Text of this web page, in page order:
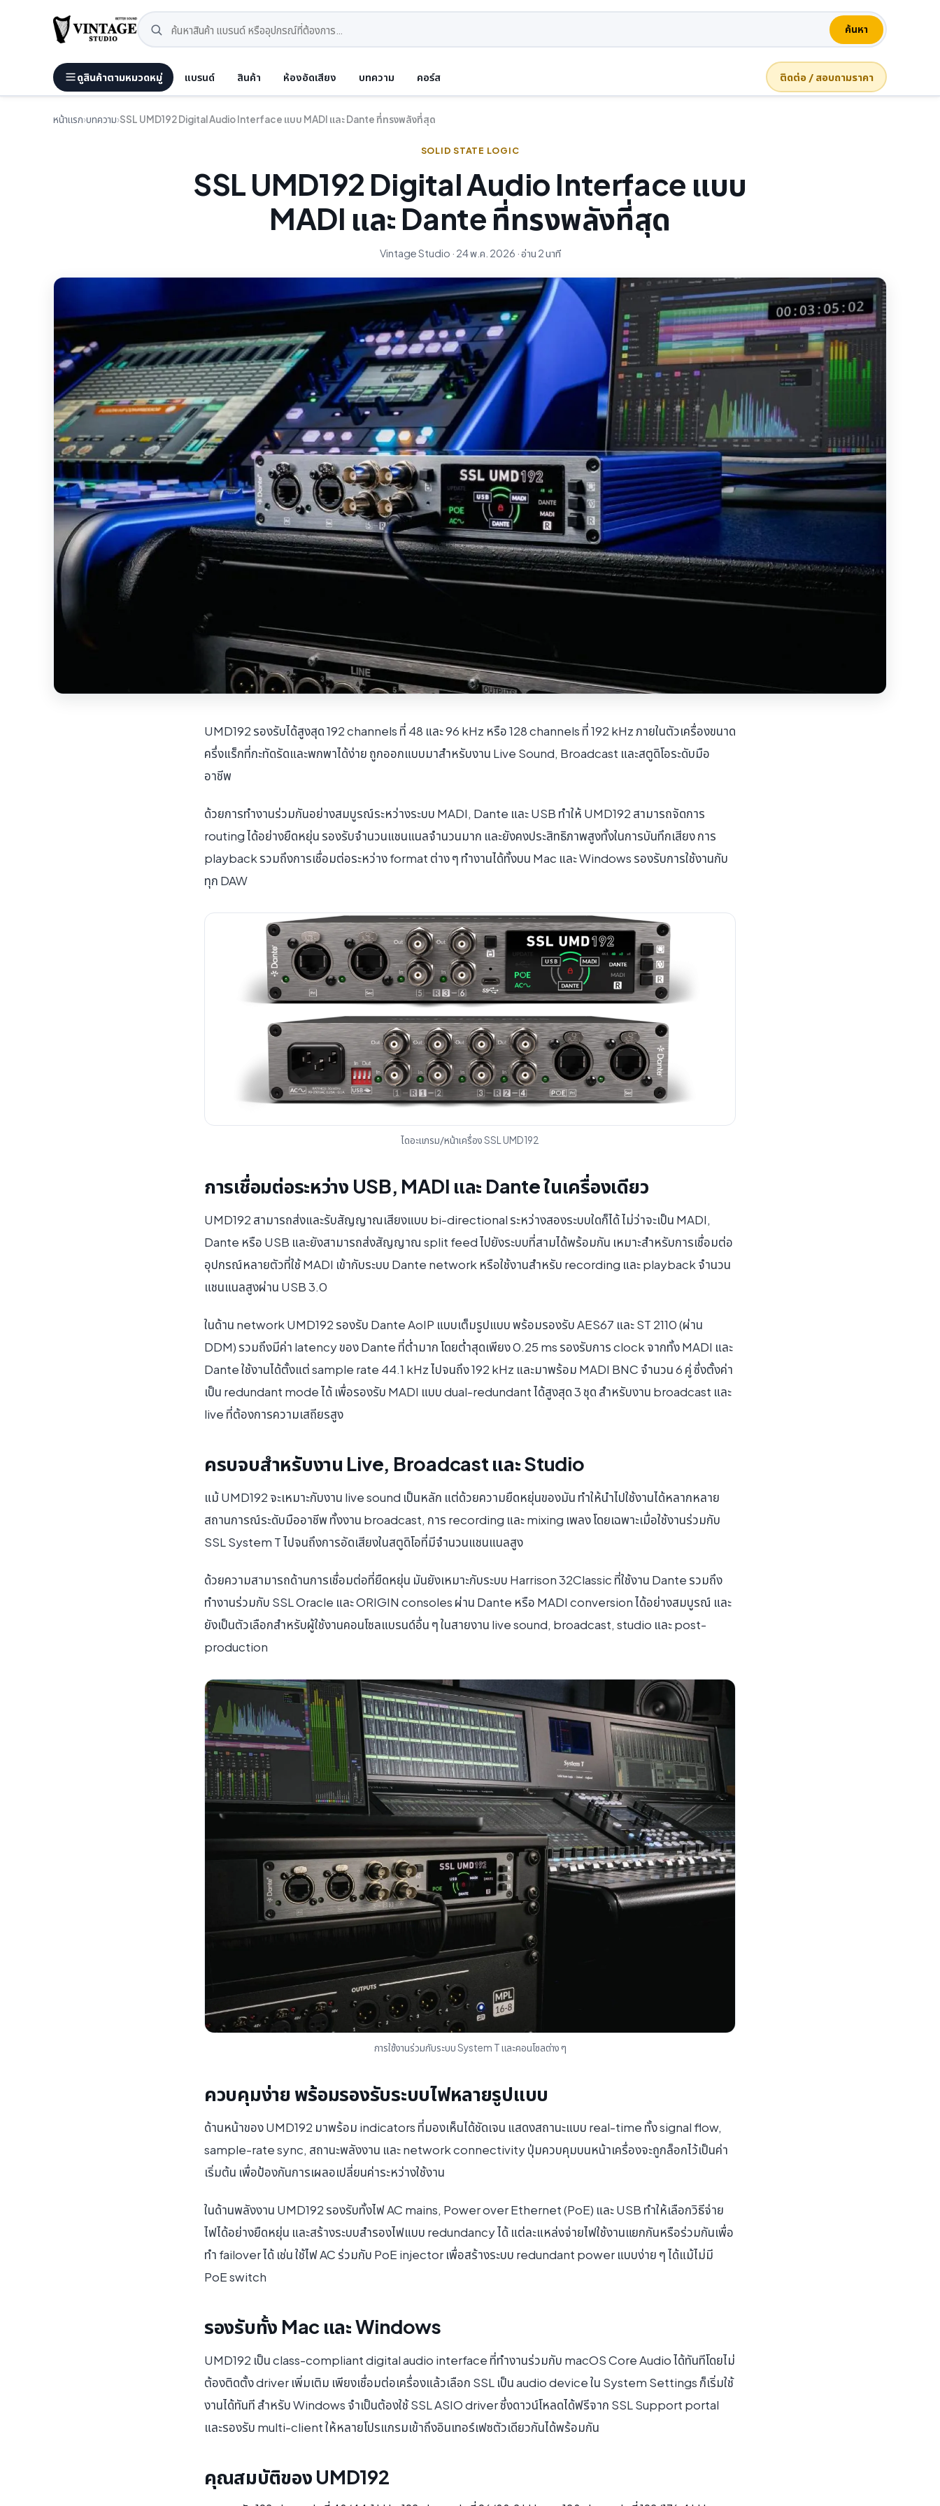
ค้นหา
ดูสินค้าตามหมวดหมู่ แบรนด์ สินค้า ห้องอัดเสียง บทความ คอร์ส ติดต่อ / สอบถามราคา
หน้าแรก›บทความ›SSL UMD192 Digital Audio Interface แบบ MADI และ Dante ที่ทรงพลังที่สุด
SOLID STATE LOGIC
SSL UMD192 Digital Audio Interface แบบ
MADI และ Dante ที่ทรงพลังที่สุด
Vintage Studio · 24 พ.ค. 2026 · อ่าน 2 นาที
UMD192 รองรับได้สูงสุด 192 channels ที่ 48 และ 96 kHz หรือ 128 channels ที่ 192 kHz ภายในตัวเครื่องขนาด
ครึ่งแร็กที่กะทัดรัดและพกพาได้ง่าย ถูกออกแบบมาสำหรับงาน Live Sound, Broadcast และสตูดิโอระดับมือ
อาชีพ
ด้วยการทำงานร่วมกันอย่างสมบูรณ์ระหว่างระบบ MADI, Dante และ USB ทำให้ UMD192 สามารถจัดการ
routing ได้อย่างยืดหยุ่น รองรับจำนวนแชนแนลจำนวนมาก และยังคงประสิทธิภาพสูงทั้งในการบันทึกเสียง การ
playback รวมถึงการเชื่อมต่อระหว่าง format ต่าง ๆ ทำงานได้ทั้งบน Mac และ Windows รองรับการใช้งานกับ
ทุก DAW
ไดอะแกรม/หน้าเครื่อง SSL UMD192
การเชื่อมต่อระหว่าง USB, MADI และ Dante ในเครื่องเดียว
UMD192 สามารถส่งและรับสัญญาณเสียงแบบ bi-directional ระหว่างสองระบบใดก็ได้ ไม่ว่าจะเป็น MADI,
Dante หรือ USB และยังสามารถส่งสัญญาณ split feed ไปยังระบบที่สามได้พร้อมกัน เหมาะสำหรับการเชื่อมต่อ
อุปกรณ์หลายตัวที่ใช้ MADI เข้ากับระบบ Dante network หรือใช้งานสำหรับ recording และ playback จำนวน
แชนแนลสูงผ่าน USB 3.0
ในด้าน network UMD192 รองรับ Dante AoIP แบบเต็มรูปแบบ พร้อมรองรับ AES67 และ ST 2110 (ผ่าน
DDM) รวมถึงมีค่า latency ของ Dante ที่ต่ำมาก โดยต่ำสุดเพียง 0.25 ms รองรับการ clock จากทั้ง MADI และ
Dante ใช้งานได้ตั้งแต่ sample rate 44.1 kHz ไปจนถึง 192 kHz และมาพร้อม MADI BNC จำนวน 6 คู่ ซึ่งตั้งค่า
เป็น redundant mode ได้ เพื่อรองรับ MADI แบบ dual-redundant ได้สูงสุด 3 ชุด สำหรับงาน broadcast และ
live ที่ต้องการความเสถียรสูง
ครบจบสำหรับงาน Live, Broadcast และ Studio
แม้ UMD192 จะเหมาะกับงาน live sound เป็นหลัก แต่ด้วยความยืดหยุ่นของมัน ทำให้นำไปใช้งานได้หลากหลาย
สถานการณ์ระดับมืออาชีพ ทั้งงาน broadcast, การ recording และ mixing เพลง โดยเฉพาะเมื่อใช้งานร่วมกับ
SSL System T ไปจนถึงการอัดเสียงในสตูดิโอที่มีจำนวนแชนแนลสูง
ด้วยความสามารถด้านการเชื่อมต่อที่ยืดหยุ่น มันยังเหมาะกับระบบ Harrison 32Classic ที่ใช้งาน Dante รวมถึง
ทำงานร่วมกับ SSL Oracle และ ORIGIN consoles ผ่าน Dante หรือ MADI conversion ได้อย่างสมบูรณ์ และ
ยังเป็นตัวเลือกสำหรับผู้ใช้งานคอนโซลแบรนด์อื่น ๆ ในสายงาน live sound, broadcast, studio และ post-
production
การใช้งานร่วมกับระบบ System T และคอนโซลต่าง ๆ
ควบคุมง่าย พร้อมรองรับระบบไฟหลายรูปแบบ
ด้านหน้าของ UMD192 มาพร้อม indicators ที่มองเห็นได้ชัดเจน แสดงสถานะแบบ real-time ทั้ง signal flow,
sample-rate sync, สถานะพลังงาน และ network connectivity ปุ่มควบคุมบนหน้าเครื่องจะถูกล็อกไว้เป็นค่า
เริ่มต้น เพื่อป้องกันการเผลอเปลี่ยนค่าระหว่างใช้งาน
ในด้านพลังงาน UMD192 รองรับทั้งไฟ AC mains, Power over Ethernet (PoE) และ USB ทำให้เลือกวิธีจ่าย
ไฟได้อย่างยืดหยุ่น และสร้างระบบสำรองไฟแบบ redundancy ได้ แต่ละแหล่งจ่ายไฟใช้งานแยกกันหรือร่วมกันเพื่อ
ทำ failover ได้ เช่น ใช้ไฟ AC ร่วมกับ PoE injector เพื่อสร้างระบบ redundant power แบบง่าย ๆ ได้แม้ไม่มี
PoE switch
รองรับทั้ง Mac และ Windows
UMD192 เป็น class-compliant digital audio interface ที่ทำงานร่วมกับ macOS Core Audio ได้ทันทีโดยไม่
ต้องติดตั้ง driver เพิ่มเติม เพียงเชื่อมต่อเครื่องแล้วเลือก SSL เป็น audio device ใน System Settings ก็เริ่มใช้
งานได้ทันที สำหรับ Windows จำเป็นต้องใช้ SSL ASIO driver ซึ่งดาวน์โหลดได้ฟรีจาก SSL Support portal
และรองรับ multi-client ให้หลายโปรแกรมเข้าถึงอินเทอร์เฟซตัวเดียวกันได้พร้อมกัน
คุณสมบัติของ UMD192